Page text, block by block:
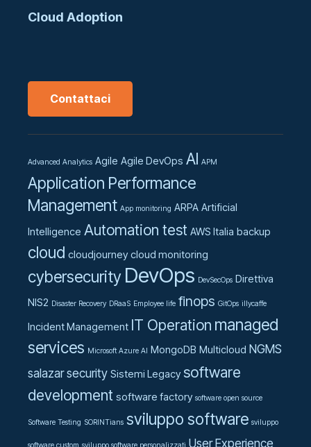
Cloud Adoption
Contattaci
Advanced Analytics Agile Agile DevOps AI APM
Application Performance
Management App monitoring ARPA Artificial
Intelligence Automation test AWS Italia backup
cloud cloudjourney cloud monitoring
cybersecurity DevOps DevSecOps Direttiva
NIS2 Disaster Recovery DRaaS Employee life finops GitOps illycaffe
Incident Management IT Operation managed
services Microsoft Azure AI MongoDB Multicloud NGMS
salazarsecurity Sistemi Legacy software
development software factory software open source
Software Testing SORINTians sviluppo software sviluppo
User Experience